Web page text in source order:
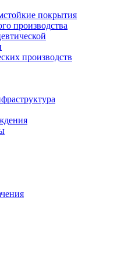
покрытия
производства
производств